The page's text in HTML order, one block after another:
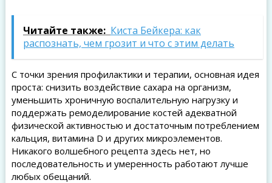
Читайте также: Киста Бейкера: как
распознать, чем грозит и что с этим делать
С точки зрения профилактики и терапии, основная идея
проста: снизить воздействие сахара на организм,
уменьшить хроничную воспалительную нагрузку и
поддержать ремоделирование костей адекватной
физической активностью и достаточным потреблением
кальция, витамина D и других микроэлементов.
Никакого волшебного рецепта здесь нет, но
последовательность и умеренность работают лучше
любых обещаний.